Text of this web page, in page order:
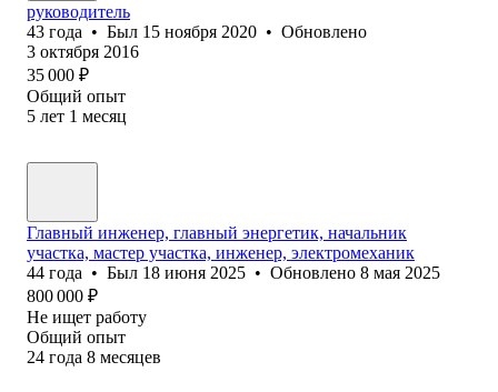
руководитель
43 года • Был 15 ноября 2020 • Обновлено
3 октября 2016
35 000 ₽
Общий опыт
5 лет 1 месяц
Главный инженер, главный энергетик, начальник
участка, мастер участка, инженер, электромеханик
44 года • Был 18 июня 2025 • Обновлено 8 мая 2025
800 000 ₽
Не ищет работу
Общий опыт
24 года 8 месяцев